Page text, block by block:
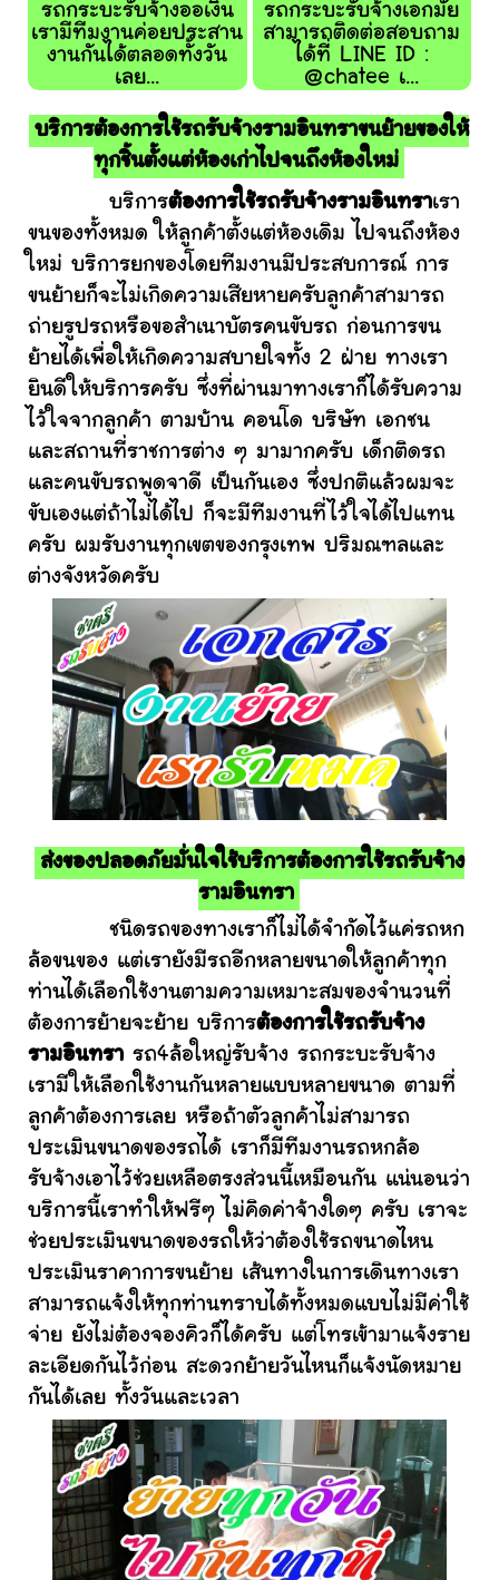
รถกระบะรับจ้างออเงิน
เรามีทีมงานค่อยประสาน
งานกันได้ตลอดทั้งวัน
เลย...
รถกระบะรับจ้างเอกมัย
สามารถติดต่อสอบถาม
ได้ที่ LINE ID :
@chatee เ...
บริการต้องการใช้รถรับจ้างรามอินทราขนย้ายของให้
ทุกชิ้นตั้งแต่ห้องเก่าไปจนถึงห้องใหม่
บริการต้องการใช้รถรับจ้างรามอินทราเรา
ขนของทั้งหมด ให้ลูกค้าตั้งแต่ห้องเดิม ไปจนถึงห้อง
ใหม่ บริการยกของโดยทีมงานมีประสบการณ์ การ
ขนย้ายก็จะไม่เกิดความเสียหายครับลูกค้าสามารถ
ถ่ายรูปรถหรือขอสำเนาบัตรคนขับรถ ก่อนการขน
ย้ายได้เพื่อให้เกิดความสบายใจทั้ง 2 ฝ่าย ทางเรา
ยินดีให้บริการครับ ซึ่งที่ผ่านมาทางเราก็ได้รับความ
ไว้ใจจากลูกค้า ตามบ้าน คอนโด บริษัท เอกชน
และสถานที่ราชการต่าง ๆ มามากครับ เด็กติดรถ
และคนขับรถพูดจาดี เป็นกันเอง ซึ่งปกติแล้วผมจะ
ขับเองแต่ถ้าไม่ได้ไป ก็จะมีทีมงานที่ไว้ใจได้ไปแทน
ครับ ผมรับงานทุกเขตของกรุงเทพ ปริมณฑลและ
ต่างจังหวัดครับ
ส่งของปลอดภัยมั่นใจใช้บริการต้องการใช้รถรับจ้าง
รามอินทรา
ชนิดรถของทางเราก็ไม่ได้จำกัดไว้แค่รถหก
ล้อขนของ แต่เรายังมีรถอีกหลายขนาดให้ลูกค้าทุก
ท่านได้เลือกใช้งานตามความเหมาะสมของจำนวนที่
ต้องการย้ายจะย้าย บริการต้องการใช้รถรับจ้าง
รามอินทรา รถ4ล้อใหญ่รับจ้าง รถกระบะรับจ้าง
เรามีให้เลือกใช้งานกันหลายแบบหลายขนาด ตามที่
ลูกค้าต้องการเลย หรือถ้าตัวลูกค้าไม่สามารถ
ประเมินขนาดของรถได้ เราก็มีทีมงานรถหกล้อ
รับจ้างเอาไว้ช่วยเหลือตรงส่วนนี้เหมือนกัน แน่นอนว่า
บริการนี้เราทำให้ฟรีๆ ไม่คิดค่าจ้างใดๆ ครับ เราจะ
ช่วยประเมินขนาดของรถให้ว่าต้องใช้รถขนาดไหน
ประเมินราคาการขนย้าย เส้นทางในการเดินทางเรา
สามารถแจ้งให้ทุกท่านทราบได้ทั้งหมดแบบไม่มีค่าใช้
จ่าย ยังไม่ต้องจองคิวก็ได้ครับ แต่โทรเข้ามาแจ้งราย
ละเอียดกันไว้ก่อน สะดวกย้ายวันไหนก็แจ้งนัดหมาย
กันได้เลย ทั้งวันและเวลา